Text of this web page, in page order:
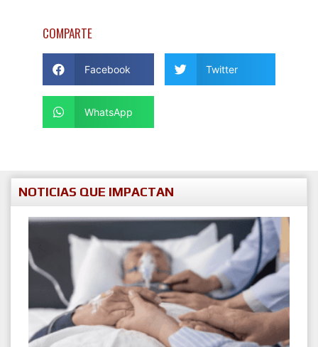
COMPARTE
Facebook Twitter
WhatsApp
NOTICIAS QUE IMPACTAN